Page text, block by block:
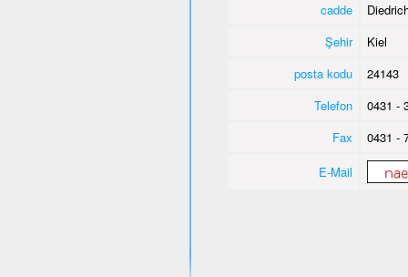
cadde
Şehir
Kiel
posta kodu
24143
Telefon
0431 -
Fax
0431 -
E-Mail